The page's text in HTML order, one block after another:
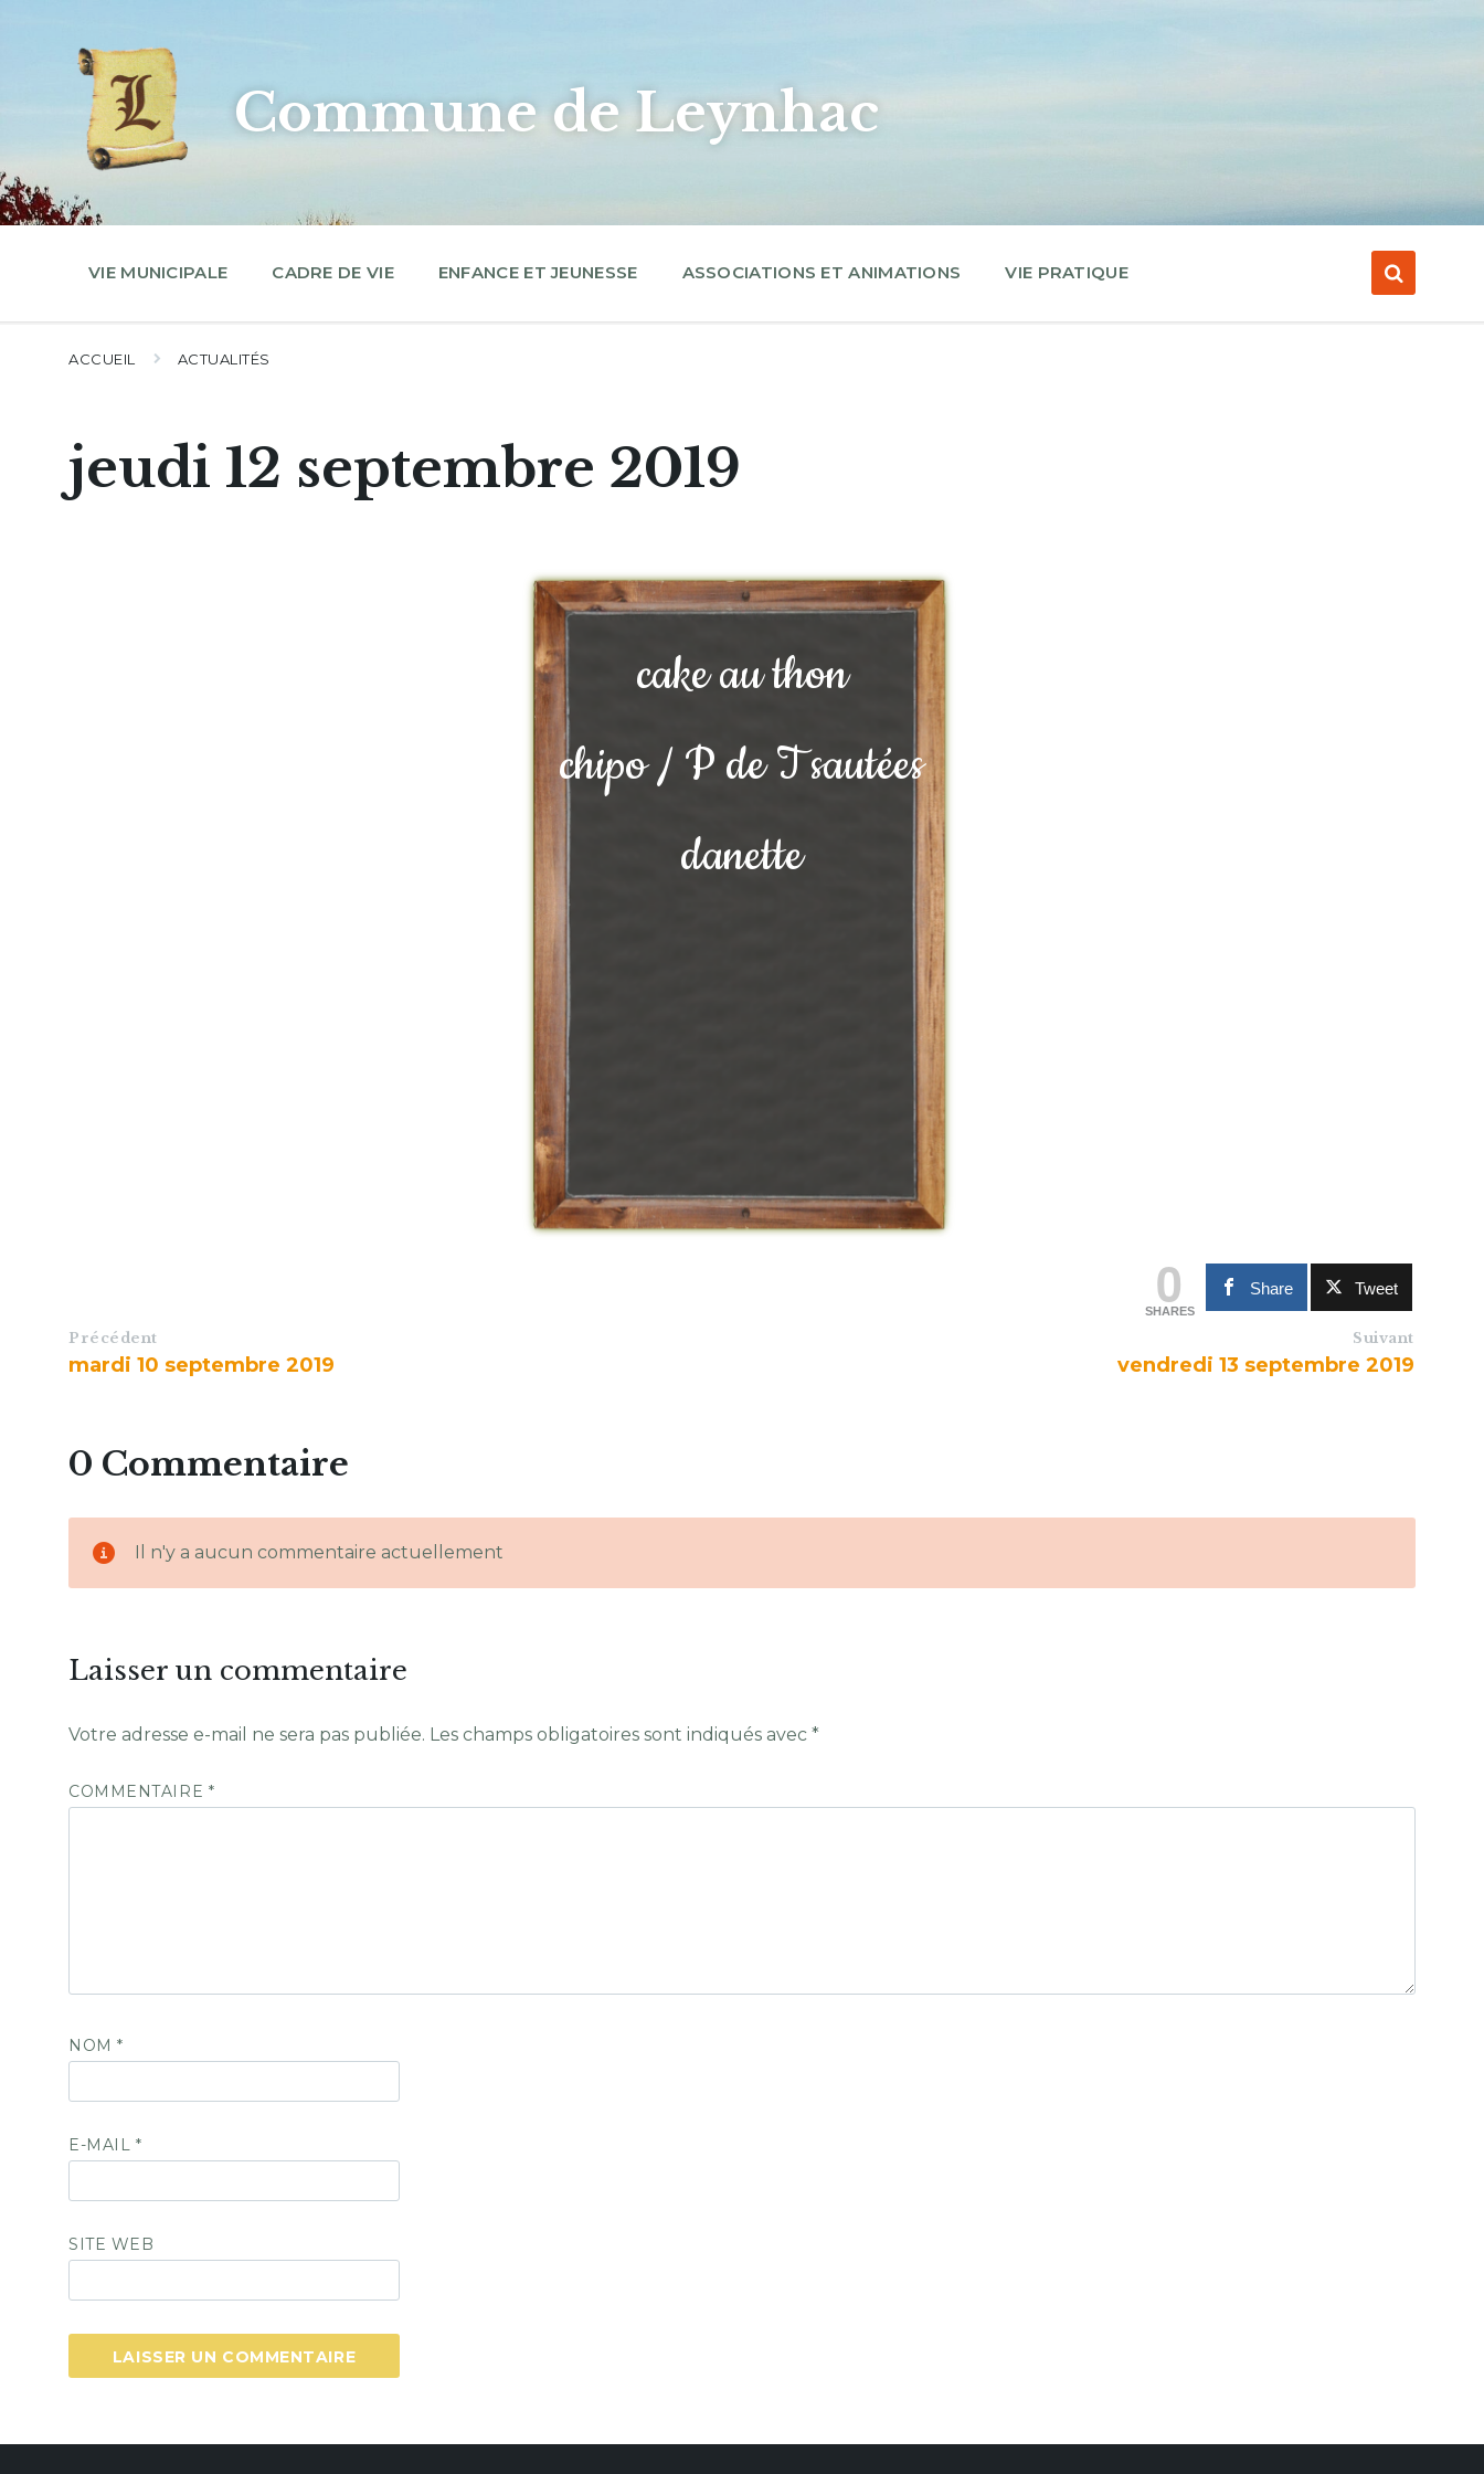
navigation
Commune de Leynhac
VIE MUNICIPALE CADRE DE VIE ENFANCE ET JEUNESSE ASSOCIATIONS ET ANIMATIONS VIE PRATIQUE
ACCUEIL ACTUALITÉS
jeudi 12 septembre 2019
cake au thon
chipo / P de T sautées
danette
0
SHARES
Share Tweet
Précédent
mardi 10 septembre 2019
Suivant
vendredi 13 septembre 2019
0 Commentaire
Il n'y a aucun commentaire actuellement
Laisser un commentaire
Votre adresse e-mail ne sera pas publiée. Les champs obligatoires sont indiqués avec *
COMMENTAIRE *
NOM*
E-MAIL *
SITE WEB